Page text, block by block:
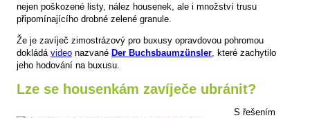
nejen poškozené listy, nález housenek, ale i množství trusu
připomínajícího drobné zelené granule.
Že je zavíječ zimostrázový pro buxusy opravdovou pohromou
dokládá video nazvané Der Buchsbaumzünsler , které zachytilo
jeho hodování na buxusu.
Lze se housenkám zavíječe ubránit?
S řešením